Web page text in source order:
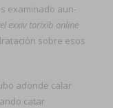
examinado aun-
exxiv torixib online
sobre esos
adonde calar
catar